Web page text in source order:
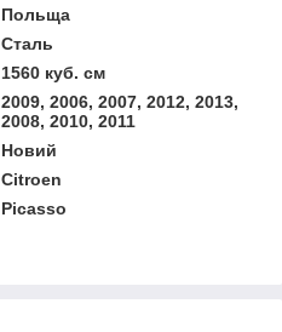
Польща
Сталь
1560 куб. см
2009, 2006, 2007, 2012, 2013,
2008, 2010, 2011
Новий
Citroen
Picasso